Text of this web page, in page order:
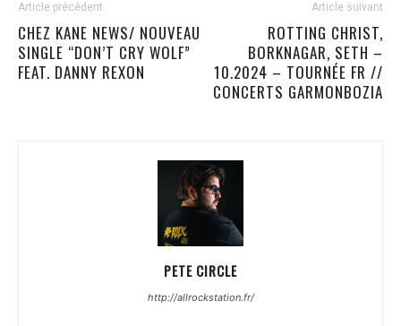
Article précédent
CHEZ KANE NEWS/ NOUVEAU
SINGLE “DON’T CRY WOLF”
FEAT. DANNY REXON
Article suivant
ROTTING CHRIST,
BORKNAGAR, SETH –
10.2024 – TOURNÉE FR //
CONCERTS GARMONBOZIA
PETE CIRCLE
http://allrockstation.fr/